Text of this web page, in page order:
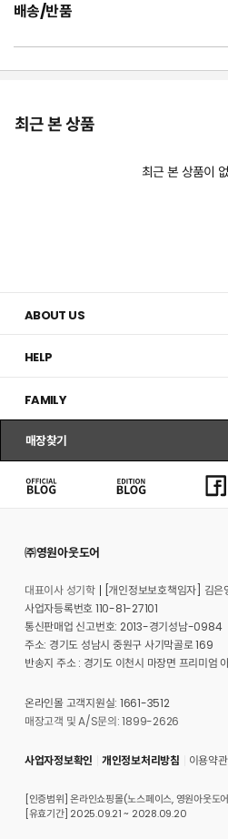
배송/반품
최근 본 상품
최근 본 상품이
ABOUT US
HELP
FAMILY
매장찾기
㈜영원아웃도어
대표이사 성기학
[개인정보보호책임자] 김은
사업자등록번호 110-81-27101
통신판매업 신고번호: 2013-경기성남-0984
주소: 경기도 성남시 중원구 사기막골로 169
반송지 주소 : 경기도 이천시 마장면 프리미엄
온라인몰 고객지원실: 1661-3512
매장고객 및 A/S문의: 1899-2626
사업자정보확인 개인정보처리방침 이용약관
[인증범위] 온라인쇼핑몰(노스페이스, 영원아웃도
[유효기간] 2025.09.21 ~ 2028.09.20